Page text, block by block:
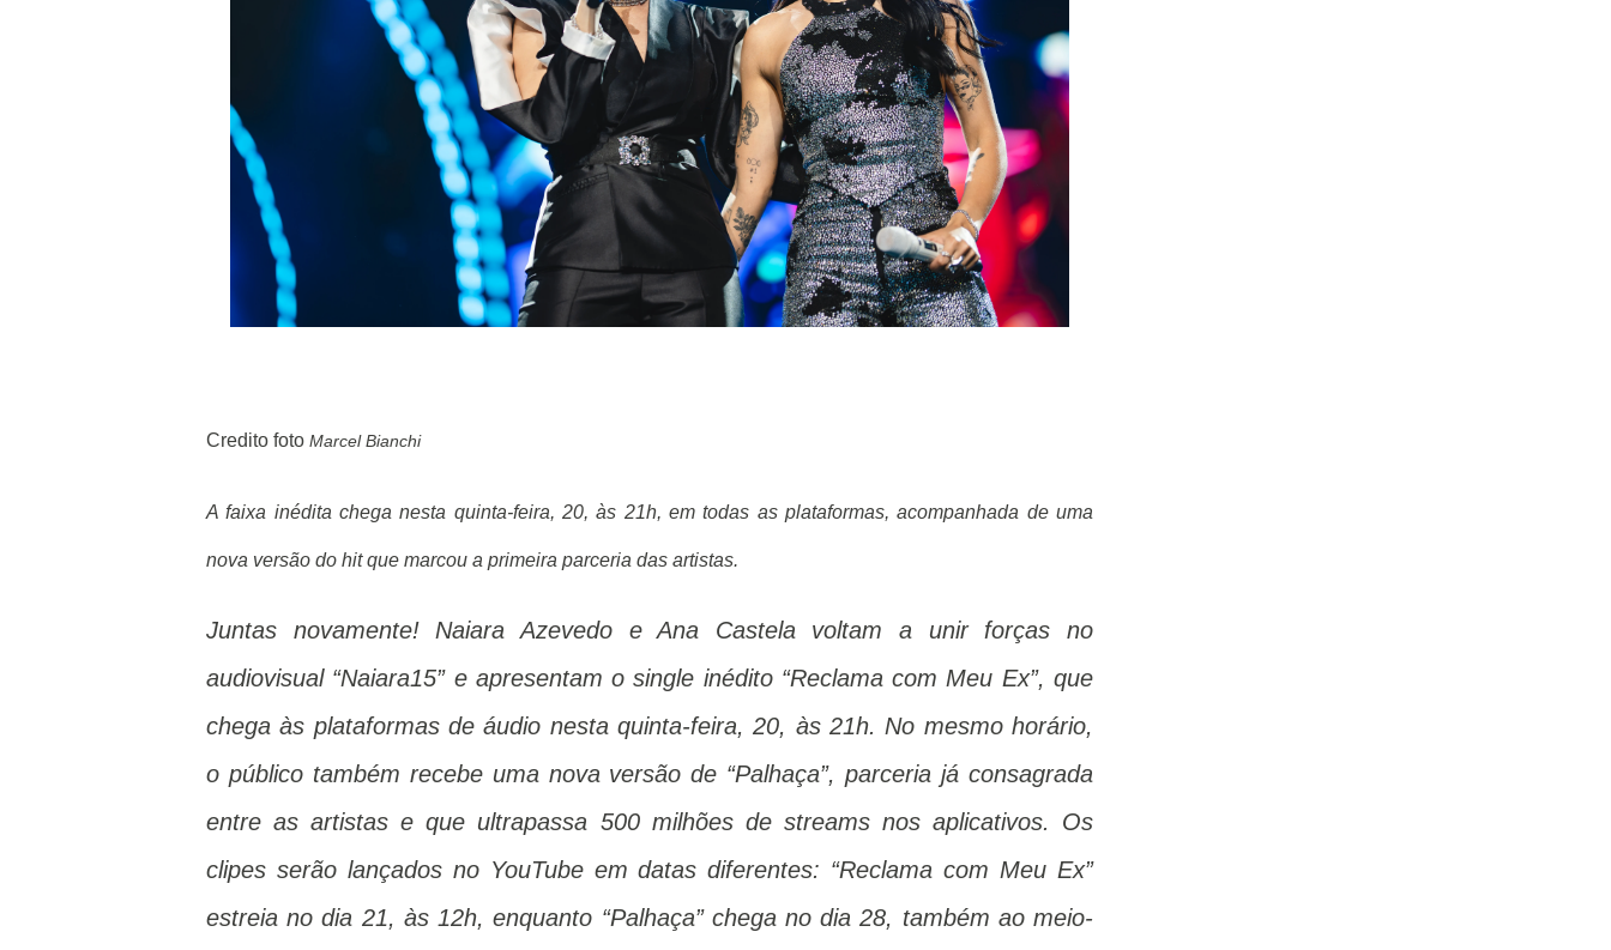
Credito foto Marcel Bianchi
A faixa inédita chega nesta quinta-feira, 20, às 21h, em todas as plataformas, acompanhada de uma
nova versão do hit que marcou a primeira parceria das artistas.
Juntas novamente! Naiara Azevedo e Ana Castela voltam a unir forças no
audiovisual “Naiara15” e apresentam o single inédito “Reclama com Meu Ex”, que
chega às plataformas de áudio nesta quinta-feira, 20, às 21h. No mesmo horário,
o público também recebe uma nova versão de “Palhaça”, parceria já consagrada
entre as artistas e que ultrapassa 500 milhões de streams nos aplicativos. Os
clipes serão lançados no YouTube em datas diferentes: “Reclama com Meu Ex”
estreia no dia 21, às 12h, enquanto “Palhaça” chega no dia 28, também ao meio-